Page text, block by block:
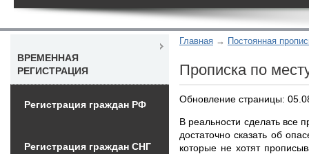
Главная Постоянная
Прописка по
Обновление страницы:
В реальности сделать все
достаточно сказать об
которые не хотят
ВРЕМЕННАЯ
РЕГИСТРАЦИЯ
Регистрация граждан РФ
Регистрация граждан СНГ